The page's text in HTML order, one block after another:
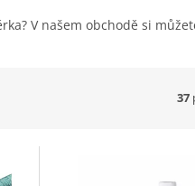
V našem obchodě si
37